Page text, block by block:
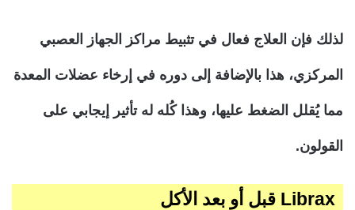
لذلك فإن العلاج فعال في تثبيط مراكز الجهاز العصبي
المركزي، هذا بالإضافة إلى دوره في إرخاء عضلات المعدة
مما يُقلل الضغط عليها، وهذا كُله له تأثير إيجابي على
القولون.
Librax قبل أو بعد الأكل